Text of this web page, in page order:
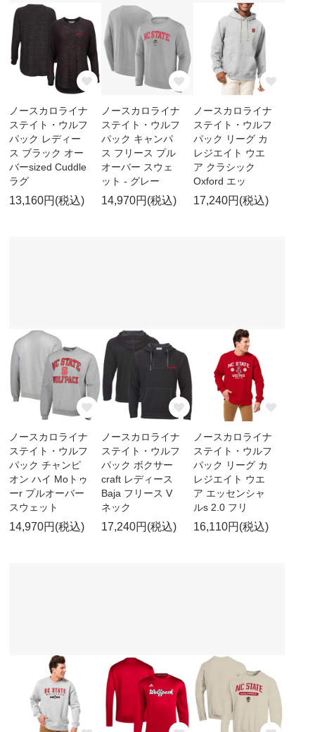
ノースカロライナ
ステイト・ウルフ
パック レディー
ス ブラック オー
バーsized Cuddle
ラグ
13,160円(税込)
ノースカロライナ
ステイト・ウルフ
パック キャンパ
ス フリース プル
オーバー スウェ
ット - グレー
14,970円(税込)
ノースカロライナ
ステイト・ウルフ
パック リーグ カ
レジエイト ウエ
ア クラシック
Oxford エッ
17,240円(税込)
ノースカロライナ
ステイト・ウルフ
パック チャンピ
オン ハイ Moトゥ
ーr プルオーバー
スウェット
14,970円(税込)
ノースカロライナ
ステイト・ウルフ
パック ボクサー
craft レディース
Baja フリース V
ネック
17,240円(税込)
ノースカロライナ
ステイト・ウルフ
パック リーグ カ
レジエイト ウエ
ア エッセンシャ
ルs 2.0 フリ
16,110円(税込)